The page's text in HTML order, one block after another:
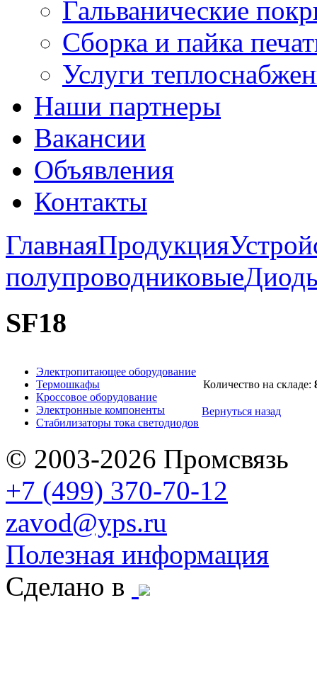
Гальванические
Сборка и пайка
Услуги
Наши партнеры
Вакансии
Объявления
Контакты
ГлавнаяПродукция
полупроводниковые
SF18
Электропитающее оборудование
Термошкафы
Кроссовое оборудование
Электронные компоненты
Стабилизаторы тока светодиодов
Количество на складе:
Вернуться назад
© 2003-2026 Промсвязь
+7 (499) 370-70-12
zavod@yps.ru
Полезная информация
Сделано в